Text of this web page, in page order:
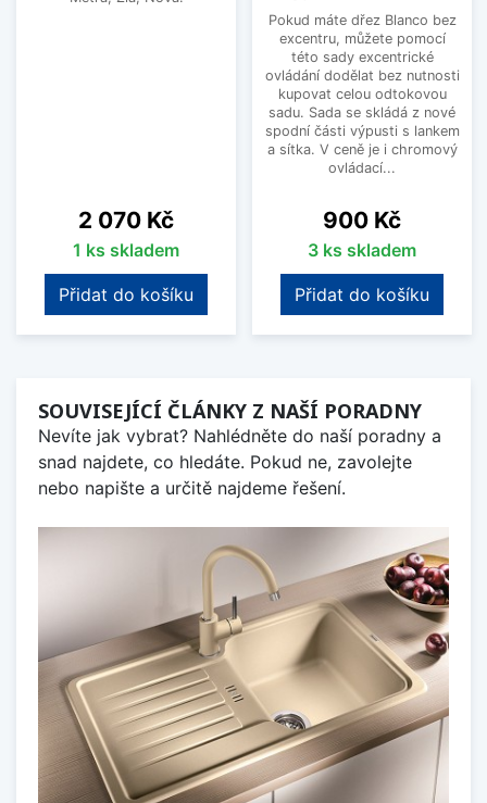
Cena
2 070 Kč
1 ks skladem
Přidat do košíku
Pokud máte dřez Blanco bez
excentru, můžete pomocí
této sady excentrické
ovládání dodělat bez nutnosti
kupovat celou odtokovou
sadu. Sada se skládá z nové
spodní části výpusti s lankem
a sítka. V ceně je i chromový
ovládací...
Cena
900 Kč
3 ks skladem
Přidat do košíku
SOUVISEJÍCÍ ČLÁNKY Z NAŠÍ PORADNY
Nevíte jak vybrat? Nahlédněte do naší poradny a
snad najdete, co hledáte. Pokud ne, zavolejte
nebo napište a určitě najdeme řešení.